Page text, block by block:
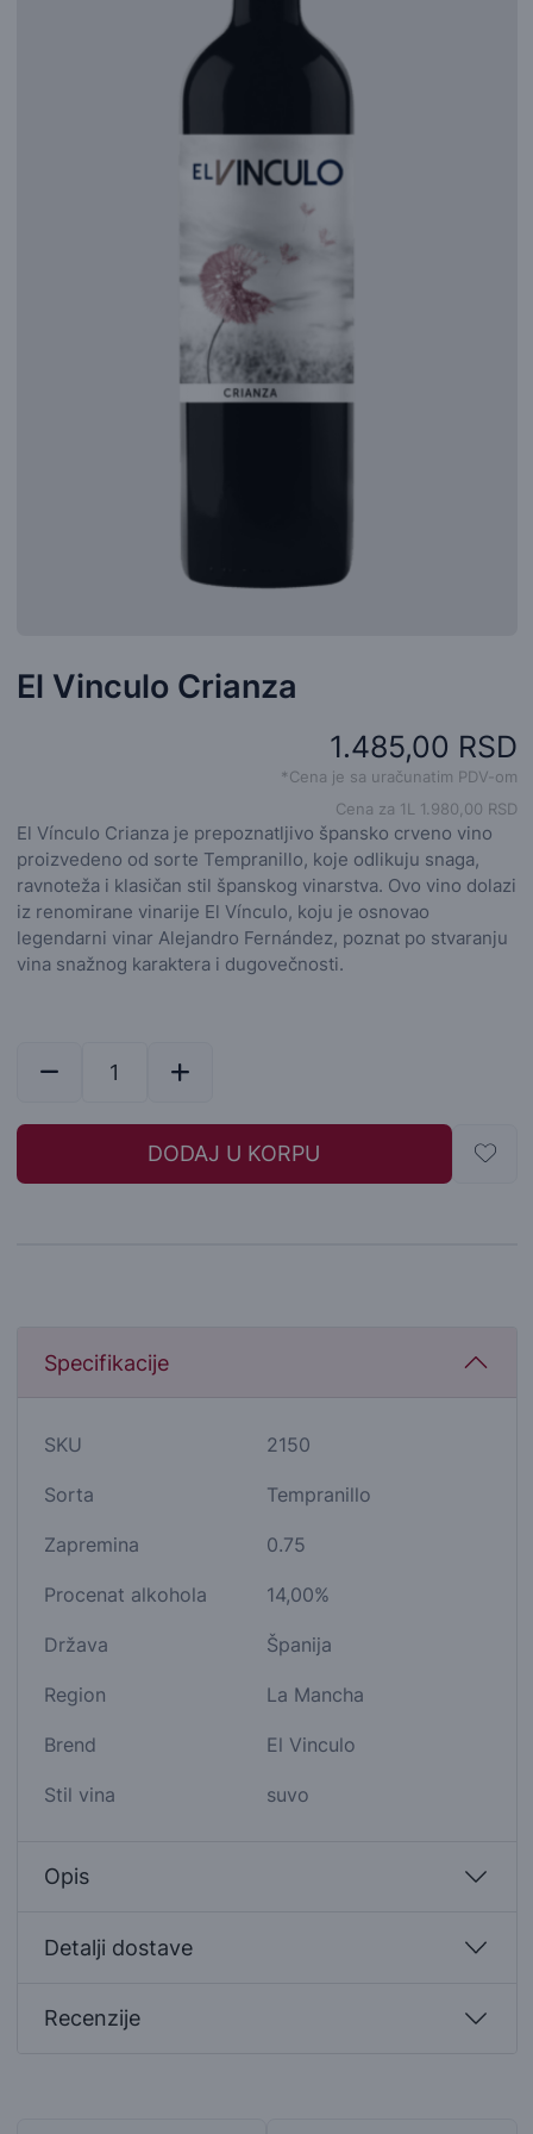
El Vinculo Crianza
1.485,00 RSD
*Cena je sa uračunatim PDV-om
Cena za 1L 1.980,00 RSD
El Vínculo Crianza je prepoznatljivo špansko crveno vino
proizvedeno od sorte Tempranillo, koje odlikuju snaga,
ravnoteža i klasičan stil španskog vinarstva. Ovo vino dolazi
iz renomirane vinarije El Vínculo, koju je osnovao
legendarni vinar Alejandro Fernández, poznat po stvaranju
vina snažnog karaktera i dugovečnosti.
DODAJ U KORPU
Specifikacije
SKU 2150
Sorta Tempranillo
Zapremina 0.75
Procenat alkohola 14,00%
Država Španija
Region La Mancha
Brend El Vinculo
Stil vina suvo
Opis
Detalji dostave
Recenzije